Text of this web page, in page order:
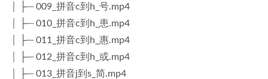
│ ├─ 009_拼音c到h_号.mp4
│ ├─ 010_拼音c到h_患.mp4
│ ├─ 011_拼音c到h_惠.mp4
│ ├─ 012_拼音c到h_或.mp4
│ ├─ 013_拼音j到s_简.mp4